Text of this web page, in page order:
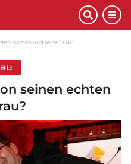
Namen und seine Frau?
seinen echten